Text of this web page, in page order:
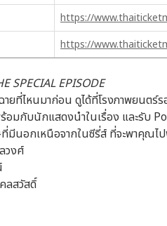
https://
https://
SPECIAL EPISODE
ยที่ไหนมาก่อน ดูได้ที่โรงภาพยนตร์ร
มกับนักแสดงนำในเรื่อง และรับ
มีนอกเหนือจากในซีรี่ส์ ที่จะพาคุณ
วงศ์
ลสวัสดิ์